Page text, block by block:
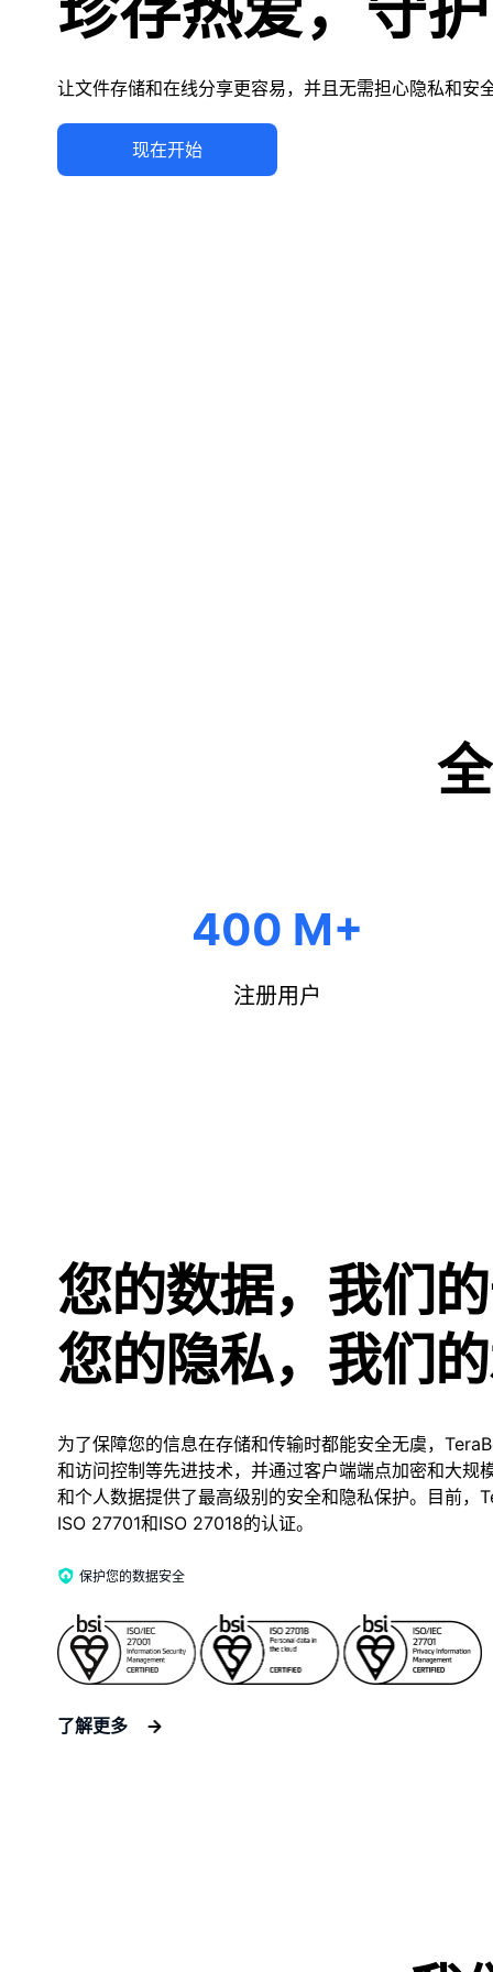
让文件存储和在线分享更容易，并且无需担心隐私和安
现在开始
400 M+
注册用户
您的数据，我们
您的隐私，我们
为了保障您的信息在存储和传输时都能安全无虞，
和访问控制等先进技术，并通过客户端端点加密和大规
和个人数据提供了最高级别的安全和隐私保护。目前，
ISO 27701和ISO 27018的认证。
保护您的数据安全
了解更多